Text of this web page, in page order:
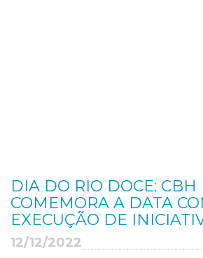
DIA DO RIO DOCE: CBH
COMEMORA A DATA
EXECUÇÃO DE
12/12/2022